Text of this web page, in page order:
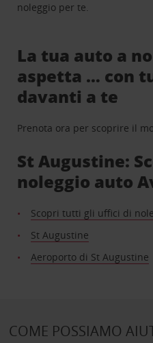
noleggio per te.
La tua auto a
aspetta … con
davanti a te
Prenota ora per scoprire il
St Augustine:
noleggio auto
Scopri tutti gli uffici di
St Augustine
Aeroporto di St Augustine
COME POSSIAMO